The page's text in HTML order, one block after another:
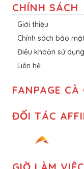
CHÍNH SÁCH
Giới thiệu
Chính sách bảo
Điều khoản sử dụng
Liên hệ
FANPAGE CÀ
ĐỐI TÁC